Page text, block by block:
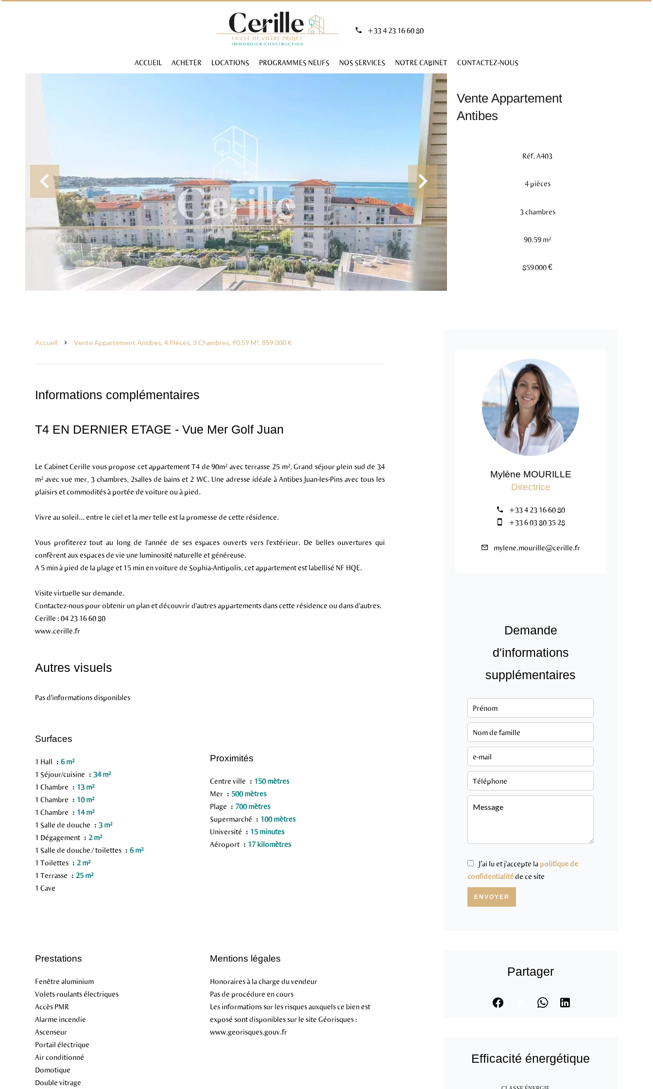
+33 4 23 16 60 80
ACCUEIL ACHETER LOCATIONS PROGRAMMES NEUFS NOS SERVICES NOTRE CABINET CONTACTEZ-NOUS
Vente Appartement
Antibes
Réf. A403
4 pièces
3 chambres
90.59 m²
859 000 €
Accueil Vente Appartement Antibes, 4 Pièces, 3 Chambres, 90.59 M², 859 000 €
Informations complémentaires
T4 EN DERNIER ETAGE - Vue Mer Golf Juan
Le Cabinet Cerille vous propose cet appartement T4 de 90m² avec terrasse 25 m². Grand séjour plein sud de 34
m² avec vue mer, 3 chambres, 2salles de bains et 2 WC. Une adresse idéale à Antibes Juan-les-Pins avec tous les
plaisirs et commodités à portée de voiture ou à pied.
Vivre au soleil... entre le ciel et la mer telle est la promesse de cette résidence.
Vous profiterez tout au long de l'année de ses espaces ouverts vers l'extérieur. De belles ouvertures qui
confèrent aux espaces de vie une luminosité naturelle et généreuse.
A 5 min à pied de la plage et 15 min en voiture de Sophia-Antipolis, cet appartement est labellisé NF HQE.
Visite virtuelle sur demande.
Contactez-nous pour obtenir un plan et découvrir d'autres appartements dans cette résidence ou dans d'autres.
Cerille : 04 23 16 60 80
www.cerille.fr
Autres visuels
Pas d'informations disponibles
Surfaces
1 Hall
6 m²
1 Séjour/cuisine
34 m²
1 Chambre
13 m²
1 Chambre
10 m²
1 Chambre
14 m²
1 Salle de douche
3 m²
1 Dégagement
2 m²
1 Salle de douche / toilettes
6 m²
1 Toilettes
2 m²
1 Terrasse
25 m²
1 Cave
Proximités
Centre ville
150 mètres
Mer
500 mètres
Plage
700 mètres
Supermarché
100 mètres
Université
15 minutes
Aéroport
17 kilomètres
Prestations
Fenêtre aluminium
Volets roulants électriques
Accès PMR
Alarme incendie
Ascenseur
Portail électrique
Air conditionné
Domotique
Double vitrage
Mentions légales
Honoraires à la charge du vendeur
Pas de procédure en cours
Les informations sur les risques auxquels ce bien est
exposé sont disponibles sur le site Géorisques :
www.georisques.gouv.fr
Mylène MOURILLE
Directrice
+33 4 23 16 60 80
+33 6 03 80 35 28
mylene.mourille@cerille.fr
Demande
d'informations
supplémentaires
J’ai lu et j'accepte la politique de
confidentialitéde ce site
ENVOYER
Partager
Efficacité énergétique